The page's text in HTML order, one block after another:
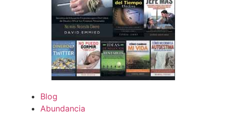
Blog
Abundancia